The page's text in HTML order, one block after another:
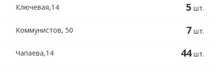
Ключевая,14 5 шт.
Коммунистов, 50 7 шт.
Чапаева,14 44шт.